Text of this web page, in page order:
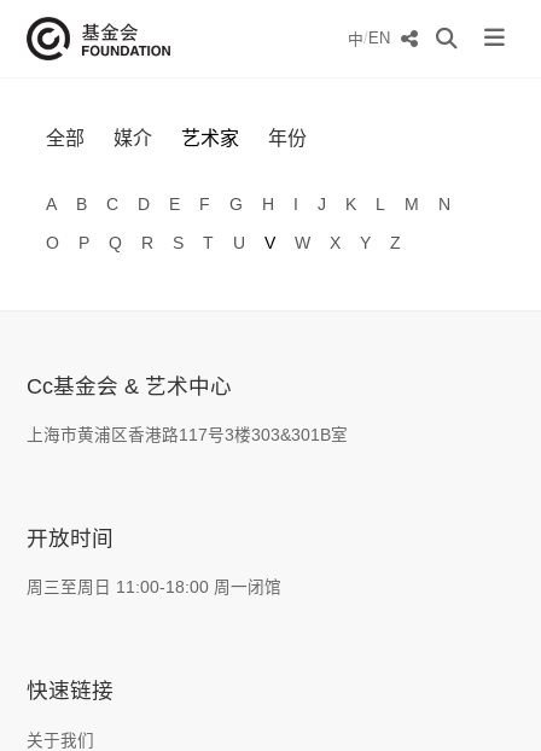
中/EN
全部 媒介 艺术家
A B C D E F G H I J K L M
N
O
P Q R S T U V W X Y Z
年份
Cc基金会 & 艺术中心
上海市黄浦区香港路117号3楼303&301B室
开放时间
周三至周日 11:00-18:00 周一闭馆
快速链接
关于我们